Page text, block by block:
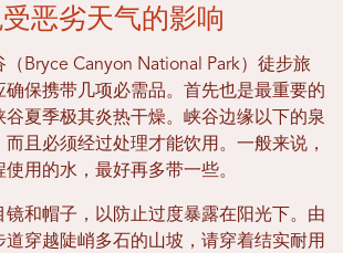
恶劣天气的影响
Bryce Canyon National Park）徒步旅
保携带几项必需品。首先也是最重要的
谷夏季极其炎热干燥。峡谷边缘以下的泉
且必须经过处理才能饮用。一般来说，
用的水，最好再多带一些。
镜和帽子，以防止过度暴露在阳光下。由
道穿越陡峭多石的山坡，请穿着结实耐用